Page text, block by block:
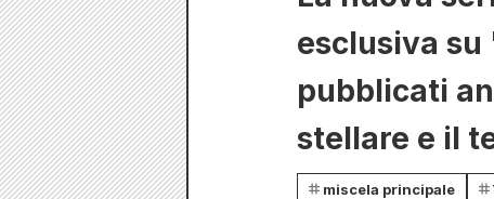
esclusiva su
pubblicati
stellare e il
miscela principale